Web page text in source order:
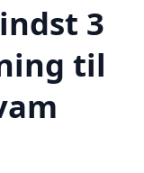
3
til